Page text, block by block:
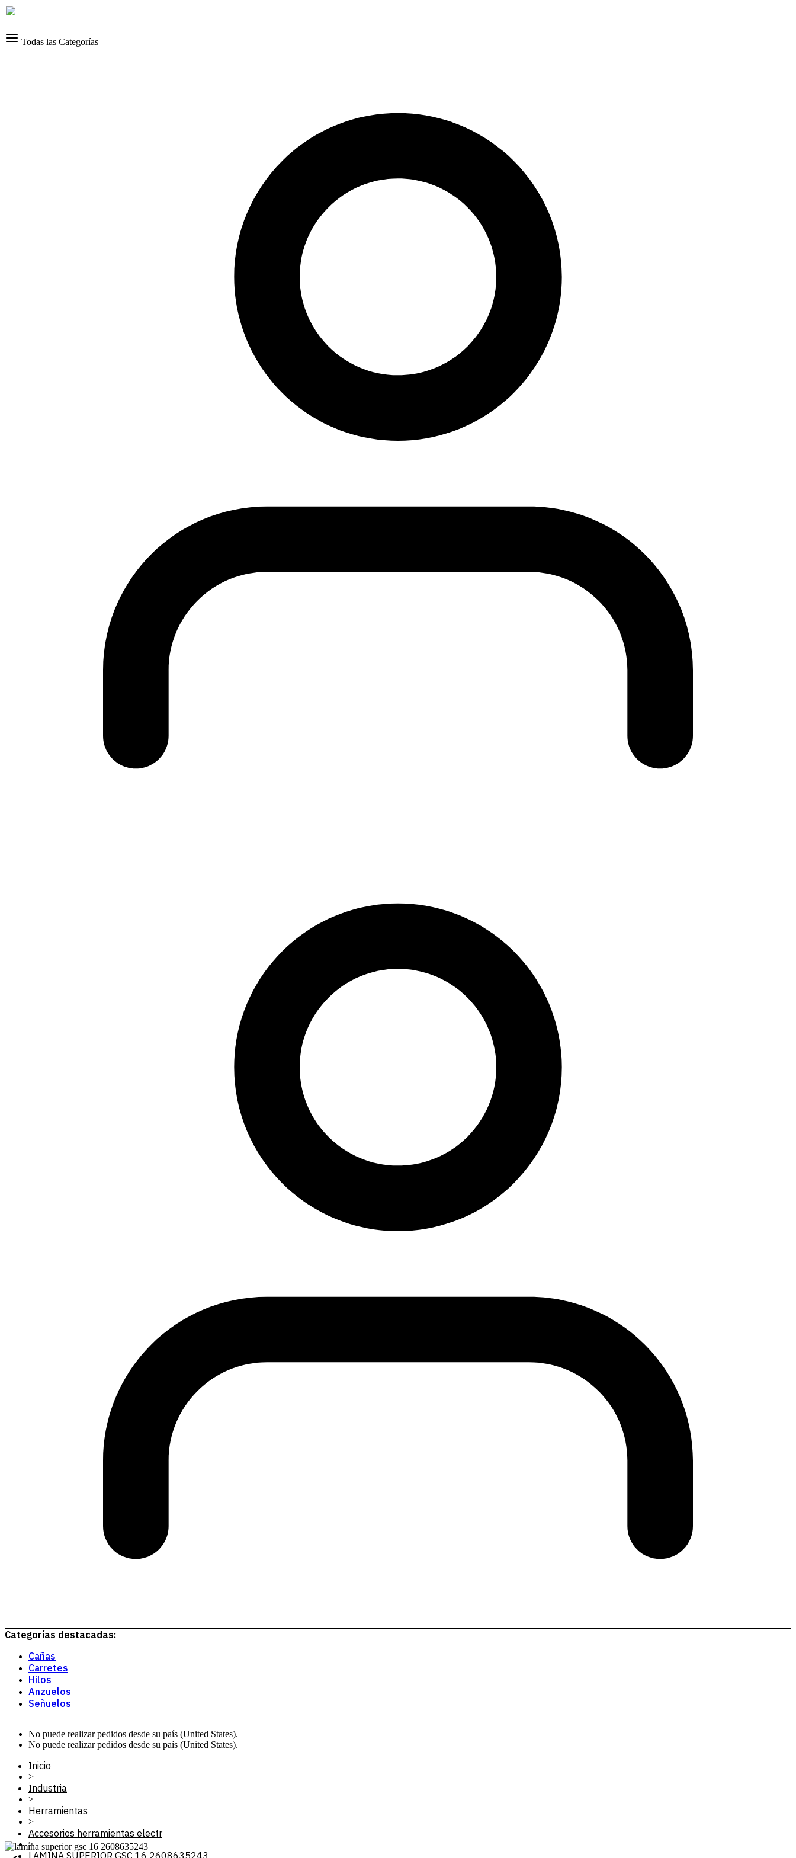
Todas las Categorías
Categorías destacadas:
Cañas
Carretes
Hilos
Anzuelos
Señuelos
No puede realizar pedidos desde su país (United States).
No puede realizar pedidos desde su país (United States).
Inicio
>
Industria
>
Herramientas
>
Accesorios herramientas electr
>
LAMINA SUPERIOR GSC 16 2608635243